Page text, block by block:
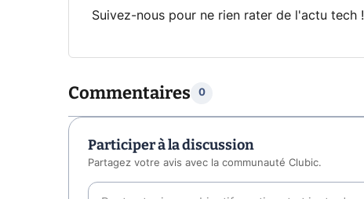
Suivez-nous pour ne rien rater de l'actu tech !
Commentaires 0
Participer à la discussion
Partagez votre avis avec la communauté Clubic.